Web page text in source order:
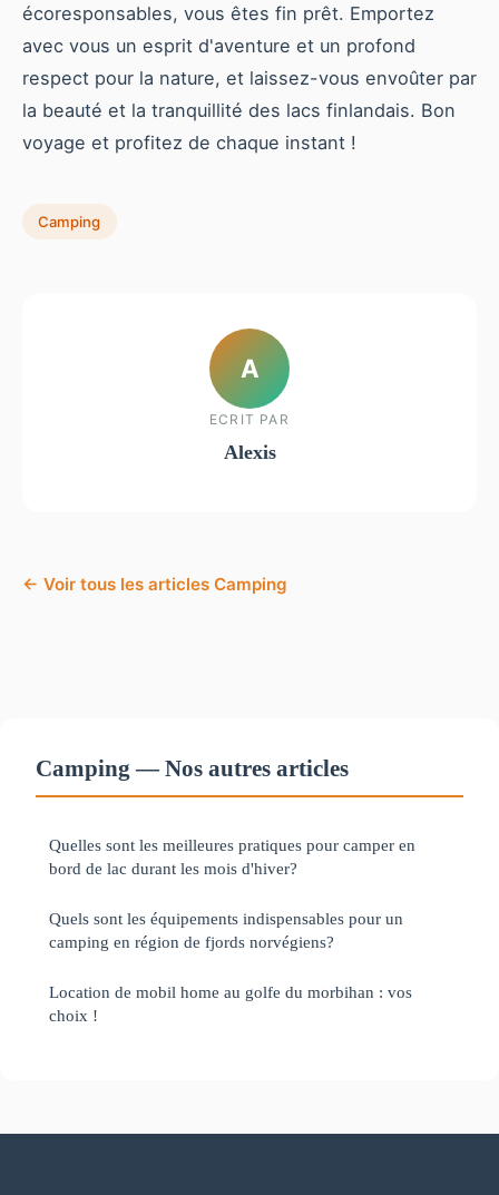
écoresponsables, vous êtes fin prêt. Emportez
avec vous un esprit d'aventure et un profond
respect pour la nature, et laissez-vous envoûter par
la beauté et la tranquillité des lacs finlandais. Bon
voyage et profitez de chaque instant !
Camping
A
ECRIT PAR
Alexis
← Voir tous les articles Camping
Camping — Nos autres articles
Quelles sont les meilleures pratiques pour camper en
bord de lac durant les mois d'hiver?
Quels sont les équipements indispensables pour un
camping en région de fjords norvégiens?
Location de mobil home au golfe du morbihan : vos
choix !